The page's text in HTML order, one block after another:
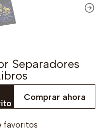
Separadores
Comprar ahora
favoritos